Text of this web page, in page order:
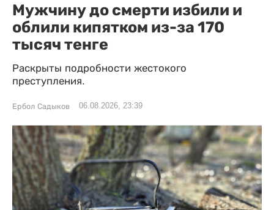
Мужчину до смерти избили и
облили кипятком из-за 170
тысяч тенге
Раскрыты подробности жестокого
преступления.
Ербол Садыков 06.08.2026, 23:39